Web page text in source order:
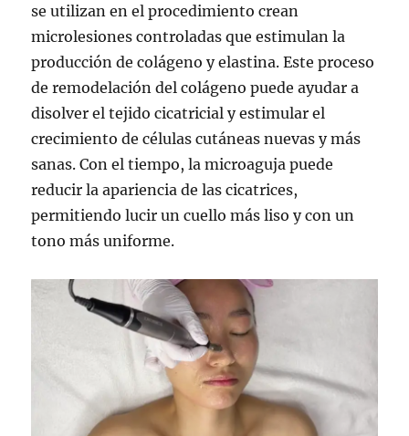
se utilizan en el procedimiento crean
microlesiones controladas que estimulan la
producción de colágeno y elastina. Este proceso
de remodelación del colágeno puede ayudar a
disolver el tejido cicatricial y estimular el
crecimiento de células cutáneas nuevas y más
sanas. Con el tiempo, la microaguja puede
reducir la apariencia de las cicatrices,
permitiendo lucir un cuello más liso y con un
tono más uniforme.